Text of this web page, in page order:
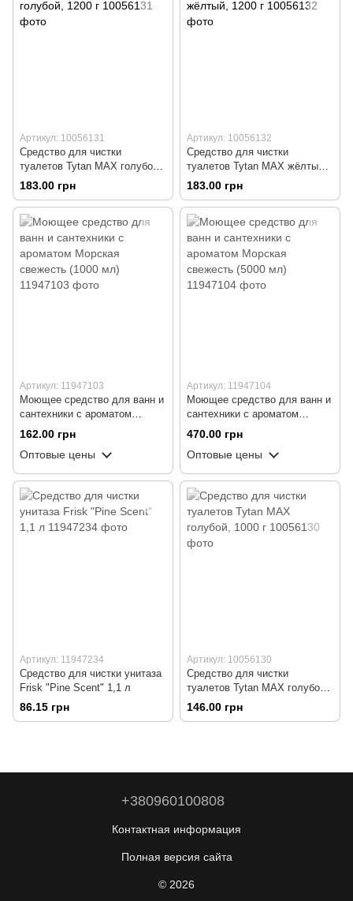
Артикул: 10056131
Средство для чистки
туалетов Tytan MAX голубой,
1200 г
183.00 грн
Артикул: 10056132
Средство для чистки
туалетов Tytan MAX жёлтый,
1200 г
183.00 грн
Артикул: 11947103
Моющее средство для ванн и
сантехники с ароматом
Морская свежесть (1000 мл)
162.00 грн
Оптовые цены
Артикул: 11947104
Моющее средство для ванн и
сантехники с ароматом
Морская свежесть (5000 мл)
470.00 грн
Оптовые цены
Артикул: 11947234
Средство для чистки унитаза
Frisk "Pine Scent" 1,1 л
86.15 грн
Артикул: 10056130
Средство для чистки
туалетов Tytan MAX голубой,
1000 г
146.00 грн
+380960100808
Контактная информация
Полная версия сайта
© 2026